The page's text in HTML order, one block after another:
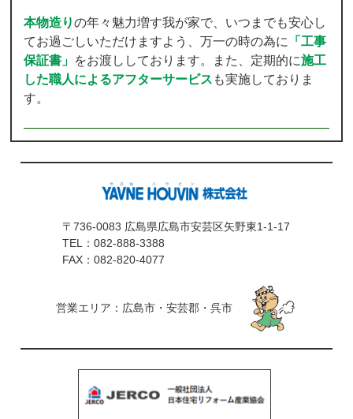
本物造りの年々魅力増す我が家で、いつまでも安心し
てお過ごしいただけますよう、万一の時の為に
「工事
保証書」 をお渡ししております。また、定期的に施工
した職人によるアフターサービス も実施しておりま
す。
〒736-0083 広島県広島市安芸区矢野東1-1-17
TEL：082-888-3388
FAX：082-820-4077
営業エリア：広島市・安芸郡・呉市